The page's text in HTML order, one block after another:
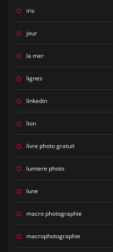
iris
jour
la mer
lignes
linkedin
lion
livre photo gratuit
lumiere photo
lune
macro photographie
macrophotographie